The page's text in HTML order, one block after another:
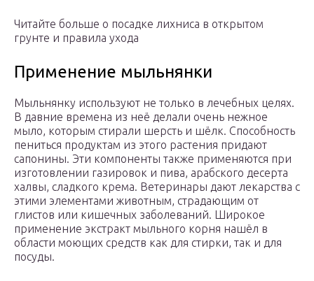
Читайте больше о посадке лихниса в открытом
грунте и правила ухода
Применение мыльнянки
Мыльнянку используют не только в лечебных целях.
В давние времена из неё делали очень нежное
мыло, которым стирали шерсть и шёлк. Способность
пениться продуктам из этого растения придают
сапонины. Эти компоненты также применяются при
изготовлении газировок и пива, арабского десерта
халвы, сладкого крема. Ветеринары дают лекарства с
этими элементами животным, страдающим от
глистов или кишечных заболеваний. Широкое
применение экстракт мыльного корня нашёл в
области моющих средств как для стирки, так и для
посуды.